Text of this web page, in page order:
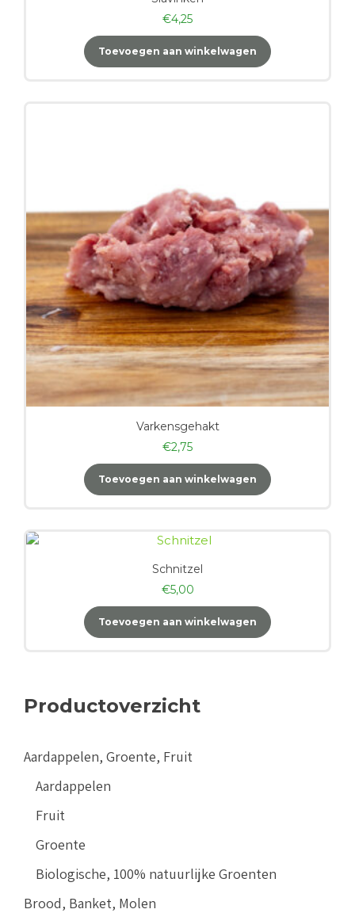
€4,25
Toevoegen aan winkelwagen
Varkensgehakt
€2,75
Toevoegen aan winkelwagen
Schnitzel
€5,00
Toevoegen aan winkelwagen
Productoverzicht
Aardappelen, Groente, Fruit
Aardappelen
Fruit
Groente
Biologische, 100% natuurlijke Groenten
Brood, Banket, Molen